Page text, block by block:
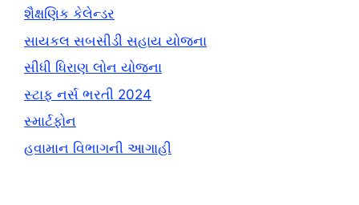
શૈક્ષણિક કેલેન્ડર
સાયકલ સબસીડી સહાય યોજના
સીધી ધિરાણ લોન યોજના
સ્ટાફ નર્સ ભરતી 2024
સ્માર્ટફોન
હવામાન વિભાગની આગાહી